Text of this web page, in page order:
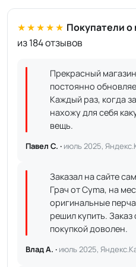
★★★★★ Покупатели о
из 184 отзывов
Прекрасный
постоянно
Каждый раз, когда
нахожу для себя
вещь.
Павел С. · июль 2025,
Заказал на сайте
Грач от Cyma, на
оригинальные
решил купить.
покупкой доволен.
Влад А. · июль 2025,